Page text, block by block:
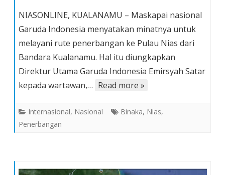
Indonesia
Bakal
Terbang
ke
Nias
NIASONLINE, KUALANAMU – Maskapai nasional
Garuda Indonesia menyatakan minatnya untuk
melayani rute penerbangan ke Pulau Nias dari
Bandara Kualanamu. Hal itu diungkapkan
Direktur Utama Garuda Indonesia Emirsyah Satar
kepada wartawan,… Read more »
Internasional, Nasional Binaka, Nias,
Penerbangan